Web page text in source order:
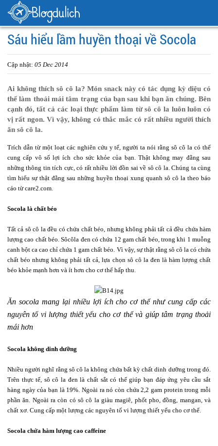
Sáu hiểu lầm huyền thoại về Socola
Cập nhật: 05 Dec 2014
Ai không thích sô cô la? Món snack này có tác dụng kỳ diệu có
thể làm thoải mái tâm trạng của bạn sau khi bạn ăn chúng. Bên
cạnh đó, tất cả các loại thực phẩm làm từ sô cô la luôn luôn có
vị rất ngon. Vì vậy, không có thắc mắc có rất nhiều người thích
ăn sô cô la.
Trích dẫn từ một loạt các nghiên cứu y tế, người ta nói rằng sô cô la có thể
cung cấp vô số lợi ích cho sức khỏe của bạn. Thật không may đằng sau
những thông tin tích cực, có rất nhiều lời đồn sai về sô cô la. Chúng ta cùng
tìm hiểu sự thật đằng sau những huyền thoại xung quanh sô cô la theo báo
cáo từ care2.com.
Socola là chất béo
Tất cả sô cô la đều có chứa chất béo, nhưng không phải tất cả đều chứa hàm
lượng cao chất béo. Sôcôla đen có chứa 12 gam chất béo, trong khi 1 muỗng
canh bột ca cao chỉ chứa 1 gam chất béo. Vì vậy, sự thật rằng sô cô la có chứa
chất béo nhưng không phải tất cả, lựa chọn sô cô la đen là hàm lượng chất
béo khỏe mạnh hơn và ít hơn cho cơ thể hấp thu.
Ăn socola mang lại nhiều lợi ích cho cơ thể như cung cấp các
nguyên tố vi lượng thiết yếu cho cơ thể và giúp tâm trạng thoải
mái hơn
Socola không dinh dưỡng
Nhiều người nghĩ rằng sô cô la không chứa bất kỳ chất dinh dưỡng trong đó.
Trên thực tế, sô cô la đen là chất sắt có thể giúp bạn đáp ứng yêu cầu sắt
hàng ngày của bạn là 19%. Ngoài ra nó còn chứa 2,2 gam protein trong mỗi
phần ăn. Ngoài ra còn có sô cô la giàu magiê, phốt pho, đồng, mangan, và
chất xơ. Cung cấp một lượng các nguyên tố vi lượng thiết yếu cho cơ thể.
Socola chứa hàm lượng cao caffeine